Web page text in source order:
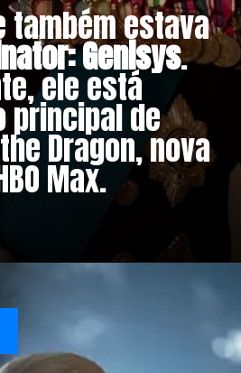
também estava
Genisys.
ele está
principal de
Dragon, nova
Max.